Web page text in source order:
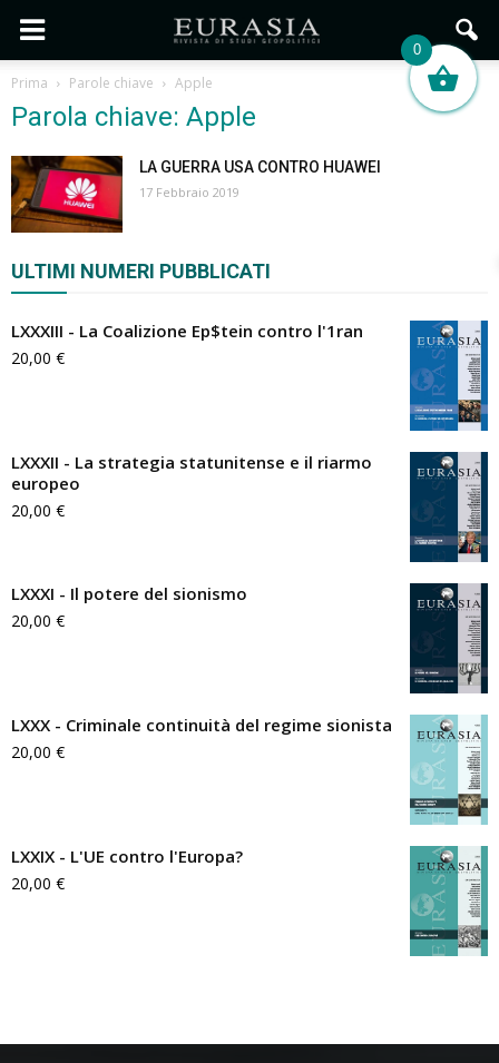
Prima Parole chiave Apple
Parola chiave: Apple
LA GUERRA USA CONTRO HUAWEI
17 Febbraio 2019
ULTIMI NUMERI PUBBLICATI
LXXXIII - La Coalizione Ep$tein contro l'1ran
20,00 €
LXXXII - La strategia statunitense e il riarmo
europeo
20,00 €
LXXXI - Il potere del sionismo
20,00 €
LXXX - Criminale continuità del regime sionista
20,00 €
LXXIX - L'UE contro l'Europa?
20,00 €
0